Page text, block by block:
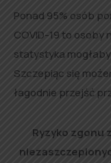
Ponad 95% osób
COVID-19 to
statystyka
Szczepiąc się
łagodnie przejść
Ryzyko zgonu